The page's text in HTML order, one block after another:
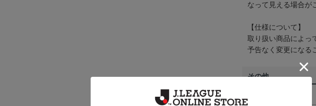
なって見える場合が
【仕様について】
取り扱い商品によっ
予告なく変更になる
その他